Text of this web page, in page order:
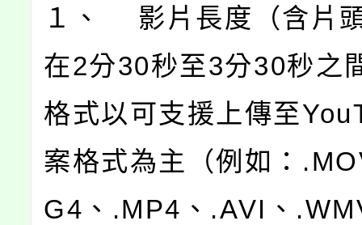
１、 影片長度（含片
在2分30秒至3分30秒之
格式以可支援上傳至
案格式為主（例如：
G4、.MP4、.AVI、